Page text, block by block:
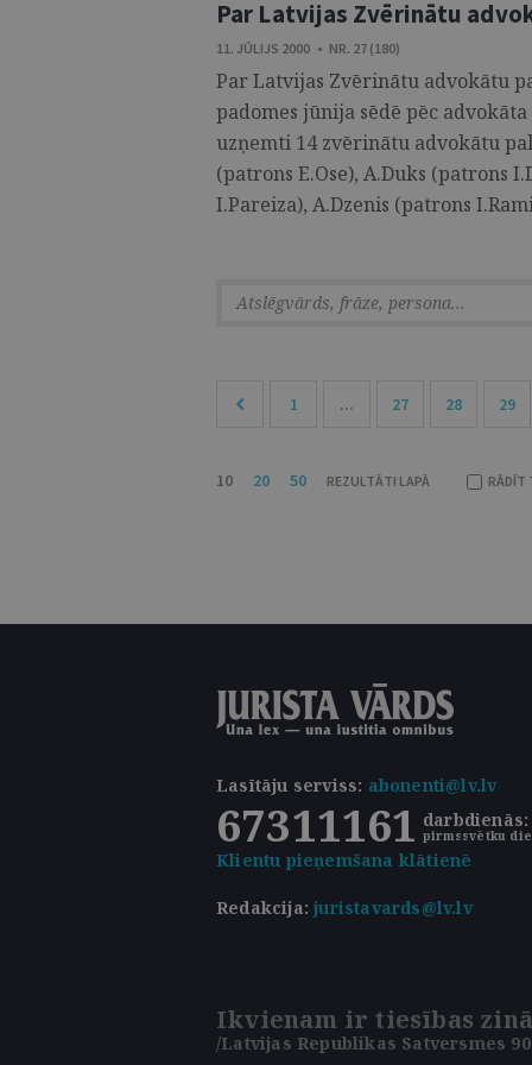
Par Latvijas Zvērinātu
11. JŪLIJS 2000 • NR. 27 (180)
Par Latvijas Zvērinātu advokātu
padomes jūnija sēdē pēc
uzņemti 14 zvērinātu advokātu
(patrons E.Ose), A.Duks (patrons
I.Pareiza), A.Dzenis (patrons
1 ... 27 28 29
10 20 50 REZULTĀTI LAPĀ RĀDĪT
Lasītāju serviss: abonenti@lv.lv
67311161 darbdienās:
pirmssvētku
Klientu pieņemšana klātienē
Redakcija:juristavards@lv.lv
Ikvienam ir tiesības
/Latvijas Republikas Satversmes